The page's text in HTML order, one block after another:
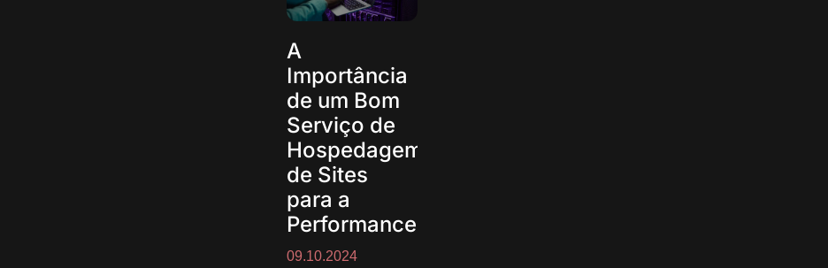
A
Importância
de um Bom
Serviço de
Hospedagem
de Sites
para a
Performance
09.10.2024